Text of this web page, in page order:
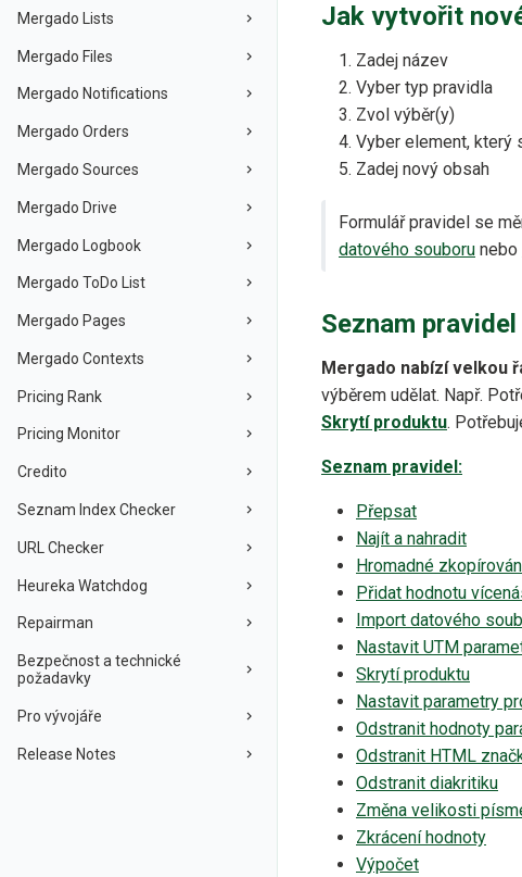
Mergado Lists
Mergado Files
Mergado Notifications
Mergado Orders
Mergado Sources
Mergado Drive
Mergado Logbook
Mergado ToDo List
Mergado Pages
Mergado Contexts
Pricing Rank
Pricing Monitor
Credito
Seznam Index Checker
URL Checker
Heureka Watchdog
Repairman
Bezpečnost a technické
požadavky
Pro vývojáře
Release Notes
Jak vytvořit
Zadej název
Vyber typ pravidla
Zvol výběr(y)
Vyber element, který
Zadej nový obsah
Formulář pravidel se
datového souboru nebo
Seznam pravidel
Mergado nabízí velkou
výběrem udělat. Např.
Skrytí produktu.
Seznam pravidel:
Přepsat
Najít a nahradit
Hromadné
Přidat hodnotu
Import datového
Nastavit UTM
Skrytí produktu
Nastavit parametry
Odstranit hodnoty
Odstranit HTML
Odstranit diakritiku
Změna velikosti
Zkrácení hodnoty
Výpočet